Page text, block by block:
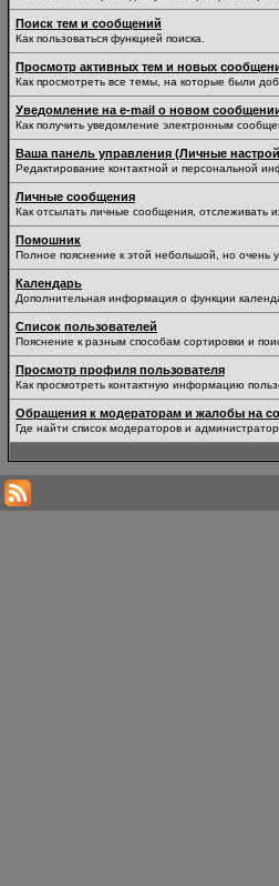
Поиск тем и сообщений
Как пользоваться функцией поиска.
Просмотр активных тем и новых
Как просмотреть все темы, на которые были
Уведомление на е-mail о новом
Как получить уведомление электронным
Ваша панель управления (Личные
Редактирование контактной и персональной
Личные сообщения
Как отсылать личные сообщения, отслеживать
Помошник
Полное пояснение к этой небольшой, но очень
Календарь
Дополнительная информация о функции
Список пользователей
Пояснение к разным способам сортировки и
Просмотр профиля пользователя
Как просмотреть контактную информацию
Обращения к модераторам и жалобы на
Где найти список модераторов и